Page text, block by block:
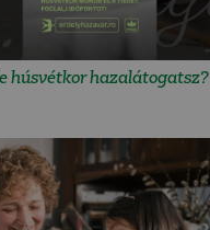
húsvétkor hazalátogatsz?